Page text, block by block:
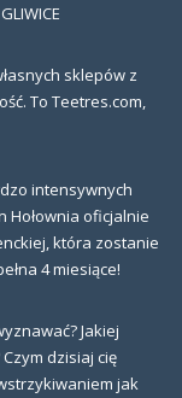
sklepów z
To Teetres.com,
intensywnych
Hołownia oficjalnie
która zostanie
4 miesiące!
Jakiej
dzisiaj cię
jak